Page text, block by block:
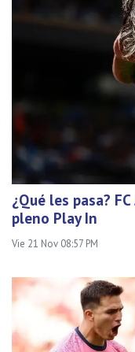
¿Qué les pasa?
pleno Play In
Vie 21 Nov 08:57 PM